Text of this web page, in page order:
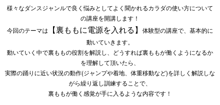
様々なダンスジャンルで良く悩みとしてよく聞かれるカラダの使い方について
の講座を開講します！
今回のテーマは
【裏ももに電源を入れる】 体験型の講座で、基本的に
動いていきます。
動いていく中で裏ももの役割を解説し、どうすれば裏ももが働くようになるか
を理解して頂いたら、
実際の踊りに近い状況の動作(ジャンプや着地、体重移動など)を詳しく解説しな
がら繰り返し訓練することで、
裏ももが働く感覚が手に入るような内容です！